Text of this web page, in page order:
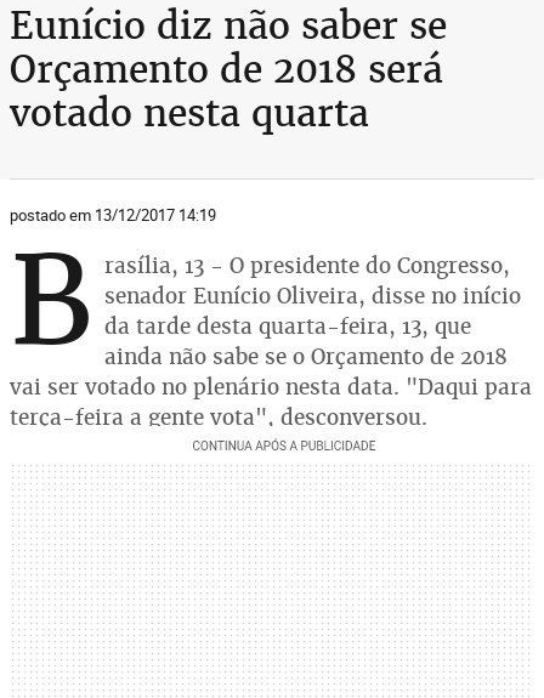
Eunício diz não saber se
Orçamento de 2018 será
votado nesta quarta
postado em 13/12/2017 14:19
B rasília, 13 - O presidente do Congresso,
senador Eunício Oliveira, disse no início
da tarde desta quarta-feira, 13, que
ainda não sabe se o Orçamento de 2018
vai ser votado no plenário nesta data. "Daqui para
terça-feira a gente vota", desconversou.